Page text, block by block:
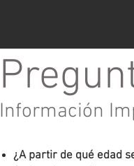
Información
¿A partir de qué edad